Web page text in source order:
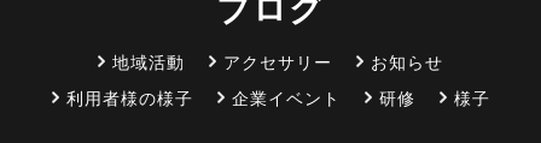
地域活動 アクセサリー
お知らせ
利用者様の様子
企業イベント 研修 様子